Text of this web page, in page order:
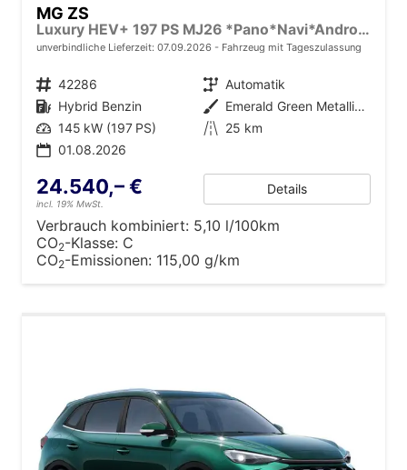
MG ZS
Luxury HEV+ 197 PS MJ26 *Pano*Navi*Android Auto*SHZ*360°*Kunstleder*Klimaauto*ACC
unverbindliche Lieferzeit: 07.09.2026 Fahrzeug mit Tageszulassung
Fahrzeugnr. 42286 Getriebe Automatik
Kraftstoff Hybrid Benzin Außenfarbe
Emerald Green Metallic [GJY]
Leistung 145 kW (197 PS) Kilometerstand 25 km
01.08.2026
24.540,– €
incl. 19% MwSt.
Details
Verbrauch kombiniert: 5,10 l/100km
CO2-Klasse: C
CO2-Emissionen: 115,00 g/km